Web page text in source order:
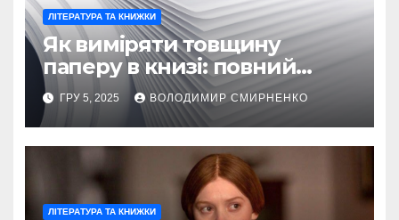
ЛІТЕРАТУРА ТА КНИЖКИ
Як виміряти товщину
паперу в книзі: повний
посібник
ГРУ 5, 2025 ВОЛОДИМИР СМИРНЕНКО
ЛІТЕРАТУРА ТА КНИЖКИ